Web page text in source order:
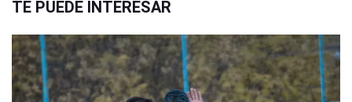
TE PUEDE INTERESAR